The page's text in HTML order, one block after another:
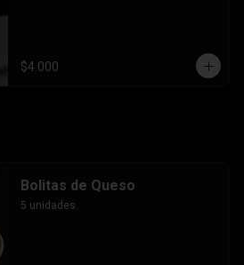
$4.000
Bolitas de Queso
5 unidades.